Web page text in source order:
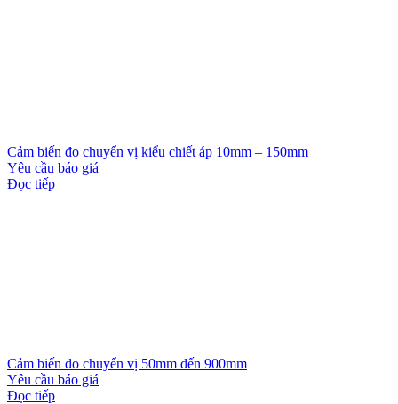
Cảm biến đo chuyển vị kiểu chiết áp 10mm – 150mm
Yêu cầu báo giá
Đọc tiếp
Cảm biến đo chuyển vị 50mm đến 900mm
Yêu cầu báo giá
Đọc tiếp